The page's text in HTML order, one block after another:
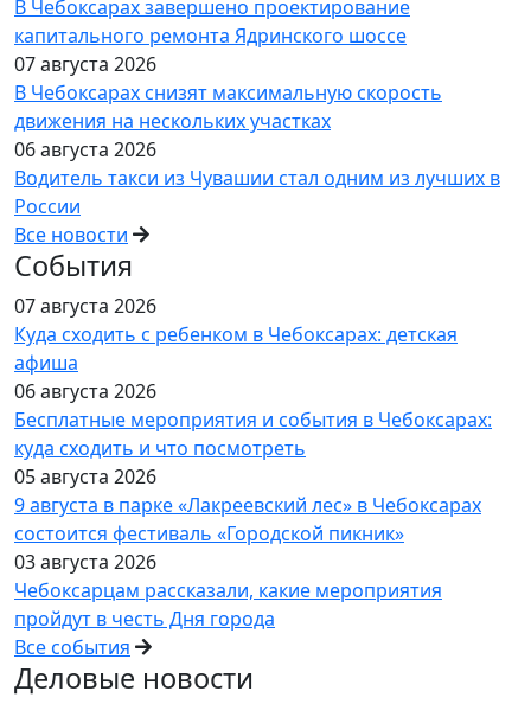
В Чебоксарах завершено проектирование
капитального ремонта Ядринского шоссе
07 августа 2026
В Чебоксарах снизят максимальную скорость
движения на нескольких участках
06 августа 2026
Водитель такси из Чувашии стал одним из лучших в
России
Все новости
События
07 августа 2026
Куда сходить с ребенком в Чебоксарах: детская
афиша
06 августа 2026
Бесплатные мероприятия и события в Чебоксарах:
куда сходить и что посмотреть
05 августа 2026
9 августа в парке «Лакреевский лес» в Чебоксарах
состоится фестиваль «Городской пикник»
03 августа 2026
Чебоксарцам рассказали, какие мероприятия
пройдут в честь Дня города
Все события
Деловые новости